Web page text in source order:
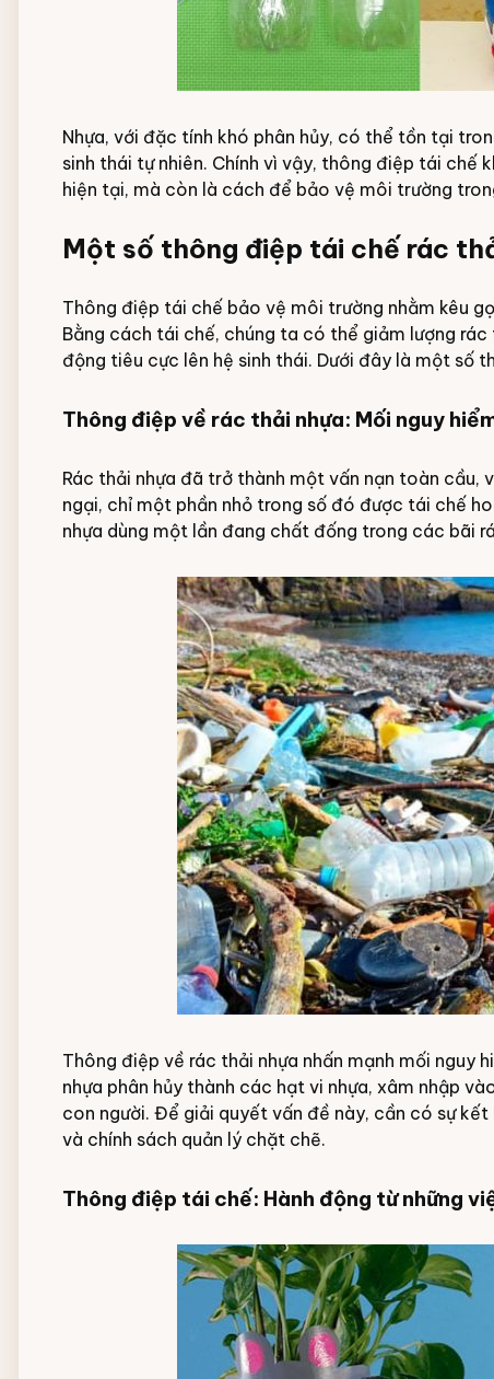
Nhựa, với đặc tính khó phân hủy, có thể tồn tại
sinh thái tự nhiên. Chính vì vậy, thông điệp tái
hiện tại, mà còn là cách để bảo vệ môi trường
Một số thông điệp tái chế rác
Thông điệp tái chế bảo vệ môi trường nhằm kêu
Bằng cách tái chế, chúng ta có thể giảm lượng
động tiêu cực lên hệ sinh thái. Dưới đây là một số
Thông điệp về rác thải nhựa: Mối nguy
Rác thải nhựa đã trở thành một vấn nạn toàn cầu,
ngại, chỉ một phần nhỏ trong số đó được tái chế
nhựa dùng một lần đang chất đống trong các bãi
Thông điệp về rác thải nhựa nhấn mạnh mối nguy
nhựa phân hủy thành các hạt vi nhựa, xâm nhập
con người. Để giải quyết vấn đề này, cần có sự
và chính sách quản lý chặt chẽ.
Thông điệp tái chế: Hành động từ những